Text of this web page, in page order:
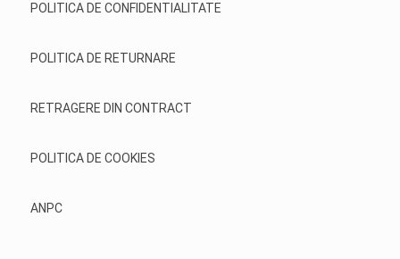
POLITICA DE CONFIDENTIALITATE
POLITICA DE RETURNARE
RETRAGERE DIN CONTRACT
POLITICA DE COOKIES
ANPC